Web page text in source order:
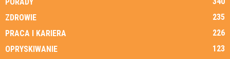
ZDROWIE
235
PRACA I KARIERA
226
OPRYSKIWANIE
123